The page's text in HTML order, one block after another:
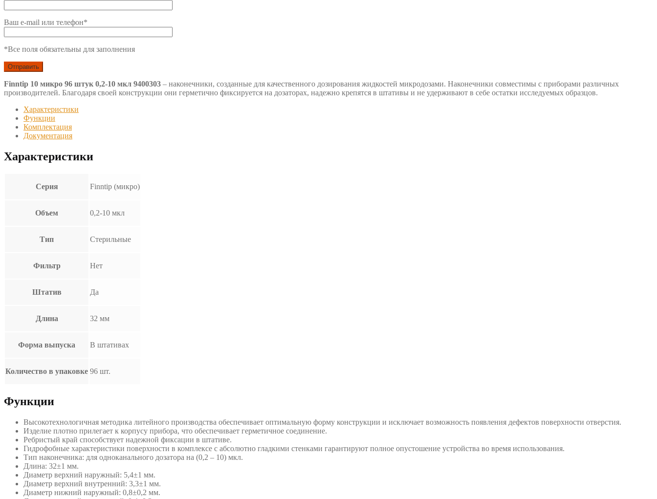
Ваш e-mail или телефон*
*Все поля обязательны для заполнения
Finntip 10 микро 96 штук 0,2-10 мкл 9400303 – наконечники, созданные для качественного дозирования жидкостей микродозами. Наконечники совместимы с приборами различных
производителей. Благодаря своей конструкции они герметично фиксируется на дозаторах, надежно крепятся в штативы и не удерживают в себе остатки исследуемых образцов.
Характеристики
Функции
Комплектация
Документация
Характеристики
Серия Finntip (микро)
Объем 0,2-10 мкл
Тип Стерильные
Фильтр Нет
Штатив Да
Длина 32 мм
Форма выпуска В штативах
Количество в упаковке 96 шт.
Функции
Высокотехнологичная методика литейного производства обеспечивает оптимальную форму конструкции и исключает возможность появления дефектов поверхности отверстия.
Изделие плотно прилегает к корпусу прибора, что обеспечивает герметичное соединение.
Ребристый край способствует надежной фиксации в штативе.
Гидрофобные характеристики поверхности в комплексе с абсолютно гладкими стенками гарантируют полное опустошение устройства во время использования.
Тип наконечника: для одноканального дозатора на (0,2 – 10) мкл.
Длина: 32±1 мм.
Диаметр верхний наружный: 5,4±1 мм.
Диаметр верхний внутренний: 3,3±1 мм.
Диаметр нижний наружный: 0,8±0,2 мм.